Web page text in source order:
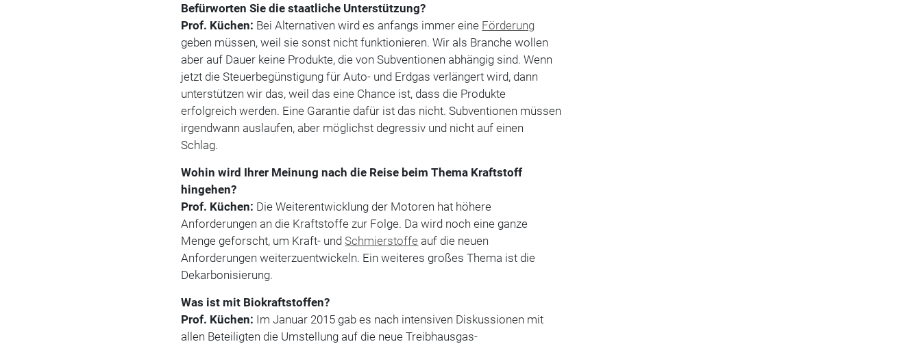
Befürworten Sie die staatliche Unterstützung?
Prof. Küchen: Bei Alternativen wird es anfangs immer eine Förderung
geben müssen, weil sie sonst nicht funktionieren. Wir als Branche wollen
aber auf Dauer keine Produkte, die von Subventionen abhängig sind. Wenn
jetzt die Steuerbegünstigung für Auto- und Erdgas verlängert wird, dann
unterstützen wir das, weil das eine Chance ist, dass die Produkte
erfolgreich werden. Eine Garantie dafür ist das nicht. Subventionen müssen
irgendwann auslaufen, aber möglichst degressiv und nicht auf einen
Schlag.
Wohin wird Ihrer Meinung nach die ­Reise beim Thema Kraftstoff
hingehen?
Prof. Küchen: Die Weiterentwicklung der Motoren hat höhere
Anforderungen an die Kraftstoffe zur Folge. Da wird noch eine ­ganze
Menge geforscht, um Kraft- und Schmierstoffe auf die neuen
Anforderungen weiterzuentwickeln. Ein weiteres großes Thema ist die
Dekarbonisierung.
Was ist mit Biokraftstoffen?
Prof. Küchen: Im Januar 2015 gab es nach intensiven Diskussionen mit
allen Be­tei­ligten die Umstellung auf die neue Treib­hausgas-